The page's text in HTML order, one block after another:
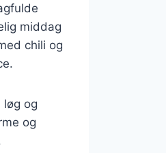
middag
chili og
løg og
og